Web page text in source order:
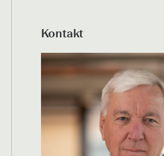
Kontakt